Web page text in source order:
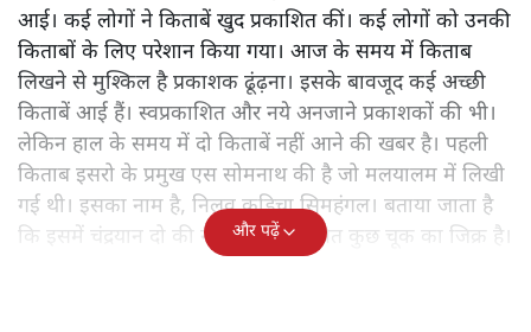
आई। कई लोगों ने किताबें खुद प्रकाशित कीं। कई लोगों को उनकी
किताबों के लिए परेशान किया गया। आज के समय में किताब
लिखने से मुश्किल है प्रकाशक ढूंढ़ना। इसके बावजूद कई अच्छी
किताबें आई हैं। स्वप्रकाशित और नये अनजाने प्रकाशकों की भी।
लेकिन हाल के समय में दो किताबें नहीं आने की खबर है। पहली
किताब इसरो के प्रमुख एस सोमनाथ की है जो मलयालम में लिखी
गई थी। इसका नाम है, निलवु कुडिचा सिमहंगल। बताया जाता है
कि इसमें चंद्रयान दो की नाकामी से संबंधित कुछ चूक का जिक्र है।
और पढ़ें